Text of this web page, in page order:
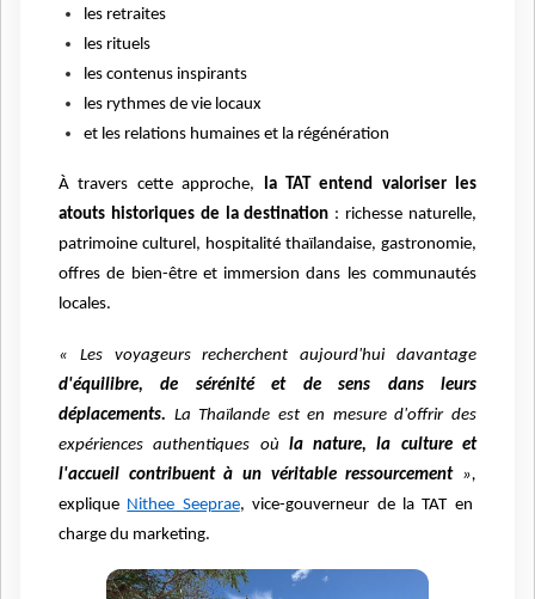
les retraites
les rituels
les contenus inspirants
les rythmes de vie locaux
et les relations humaines et la régénération
À travers cette approche,
la TAT entend valoriser les
atouts historiques de la destination : richesse naturelle,
patrimoine culturel, hospitalité thaïlandaise, gastronomie,
offres de bien-être et immersion dans les communautés
locales.
« Les voyageurs recherchent aujourd'hui davantage
d'équilibre, de sérénité et de sens dans leurs
déplacements. La Thaïlande est en mesure d'offrir des
expériences authentiques où la nature, la culture et
l'accueil contribuent à un véritable ressourcement»,
explique Nithee Seeprae, vice-gouverneur de la TAT en
charge du marketing.